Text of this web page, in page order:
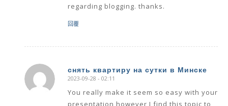
regarding blogging. thanks.
回覆
снять квартиру на сутки в Минске
says:
2023-09-28 - 02:11
You really make it seem so easy with your